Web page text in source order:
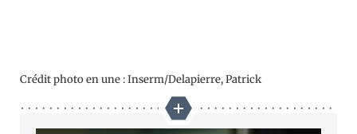
Crédit photo en une : Inserm/Delapierre, Patrick